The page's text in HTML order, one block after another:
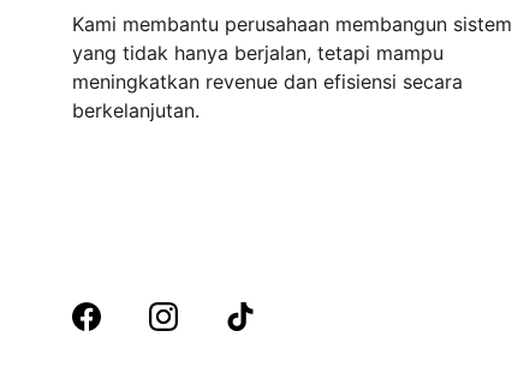
Kami membantu perusahaan membangun sistem
yang tidak hanya berjalan, tetapi mampu
meningkatkan revenue dan efisiensi secara
berkelanjutan.